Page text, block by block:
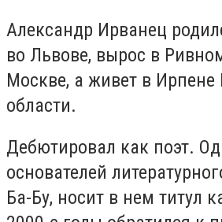
Александр Ирванец
во Львове, вырос в
Москве, а живет в Ирпене
области.
Дебютировал как поэт.
основателей
Ба-Бу, носит в нем титул